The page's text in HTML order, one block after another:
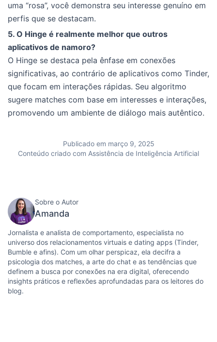
uma “rosa”, você demonstra seu interesse genuíno em
perfis que se destacam.
5. O Hinge é realmente melhor que outros
aplicativos de namoro?
O Hinge se destaca pela ênfase em conexões
significativas, ao contrário de aplicativos como Tinder,
que focam em interações rápidas. Seu algoritmo
sugere matches com base em interesses e interações,
promovendo um ambiente de diálogo mais autêntico.
Publicado em março 9, 2025
Conteúdo criado com Assistência de Inteligência Artificial
Sobre o Autor
Amanda
Jornalista e analista de comportamento, especialista no
universo dos relacionamentos virtuais e dating apps (Tinder,
Bumble e afins). Com um olhar perspicaz, ela decifra a
psicologia dos matches, a arte do chat e as tendências que
definem a busca por conexões na era digital, oferecendo
insights práticos e reflexões aprofundadas para os leitores do
blog.